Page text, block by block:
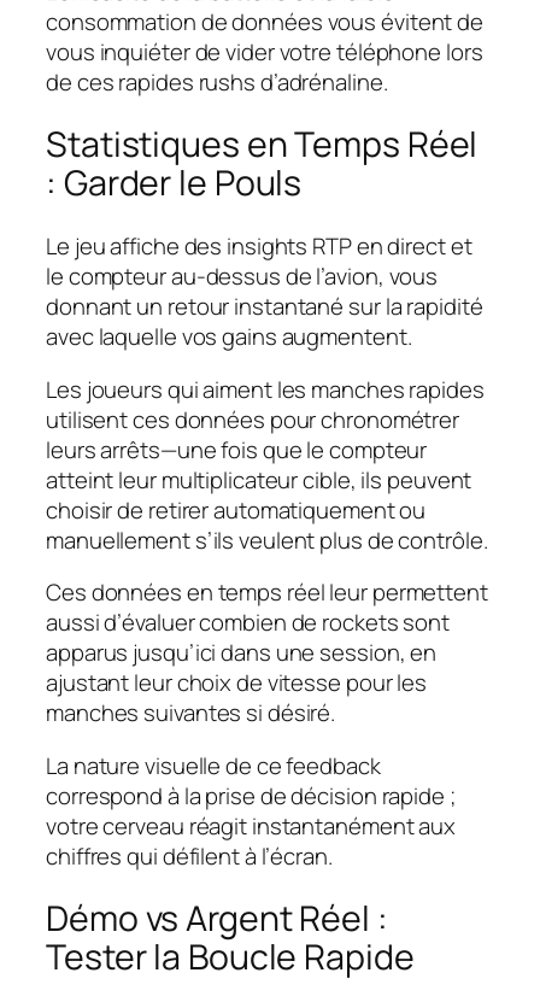
consommation de données vous évitent de
vous inquiéter de vider votre téléphone lors
de ces rapides rushs d’adrénaline.
Statistiques en Temps Réel
: Garder le Pouls
Le jeu affiche des insights RTP en direct et
le compteur au-dessus de l’avion, vous
donnant un retour instantané sur la rapidité
avec laquelle vos gains augmentent.
Les joueurs qui aiment les manches rapides
utilisent ces données pour chronométrer
leurs arrêts—une fois que le compteur
atteint leur multiplicateur cible, ils peuvent
choisir de retirer automatiquement ou
manuellement s’ils veulent plus de contrôle.
Ces données en temps réel leur permettent
aussi d’évaluer combien de rockets sont
apparus jusqu’ici dans une session, en
ajustant leur choix de vitesse pour les
manches suivantes si désiré.
La nature visuelle de ce feedback
correspond à la prise de décision rapide ;
votre cerveau réagit instantanément aux
chiffres qui défilent à l’écran.
Démo vs Argent Réel :
Tester la Boucle Rapide